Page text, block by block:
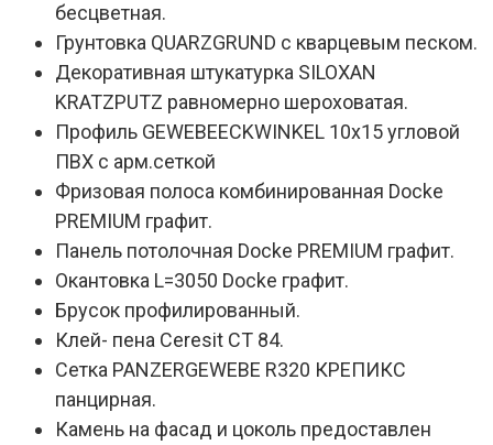
бесцветная.
Грунтовка QUARZGRUND с кварцевым песком.
Декоративная штукатурка SILOXAN
KRATZPUTZ равномерно шероховатая.
Профиль GEWEBEECKWINKEL 10х15 угловой
ПВХ с арм.сеткой
Фризовая полоса комбинированная Docke
PREMIUM графит.
Панель потолочная Docke PREMIUM графит.
Окантовка L=3050 Docke графит.
Брусок профилированный.
Клей- пена Ceresit CT 84.
Сетка PANZERGEWEBE R320 КРЕПИКС
панцирная.
Камень на фасад и цоколь предоставлен